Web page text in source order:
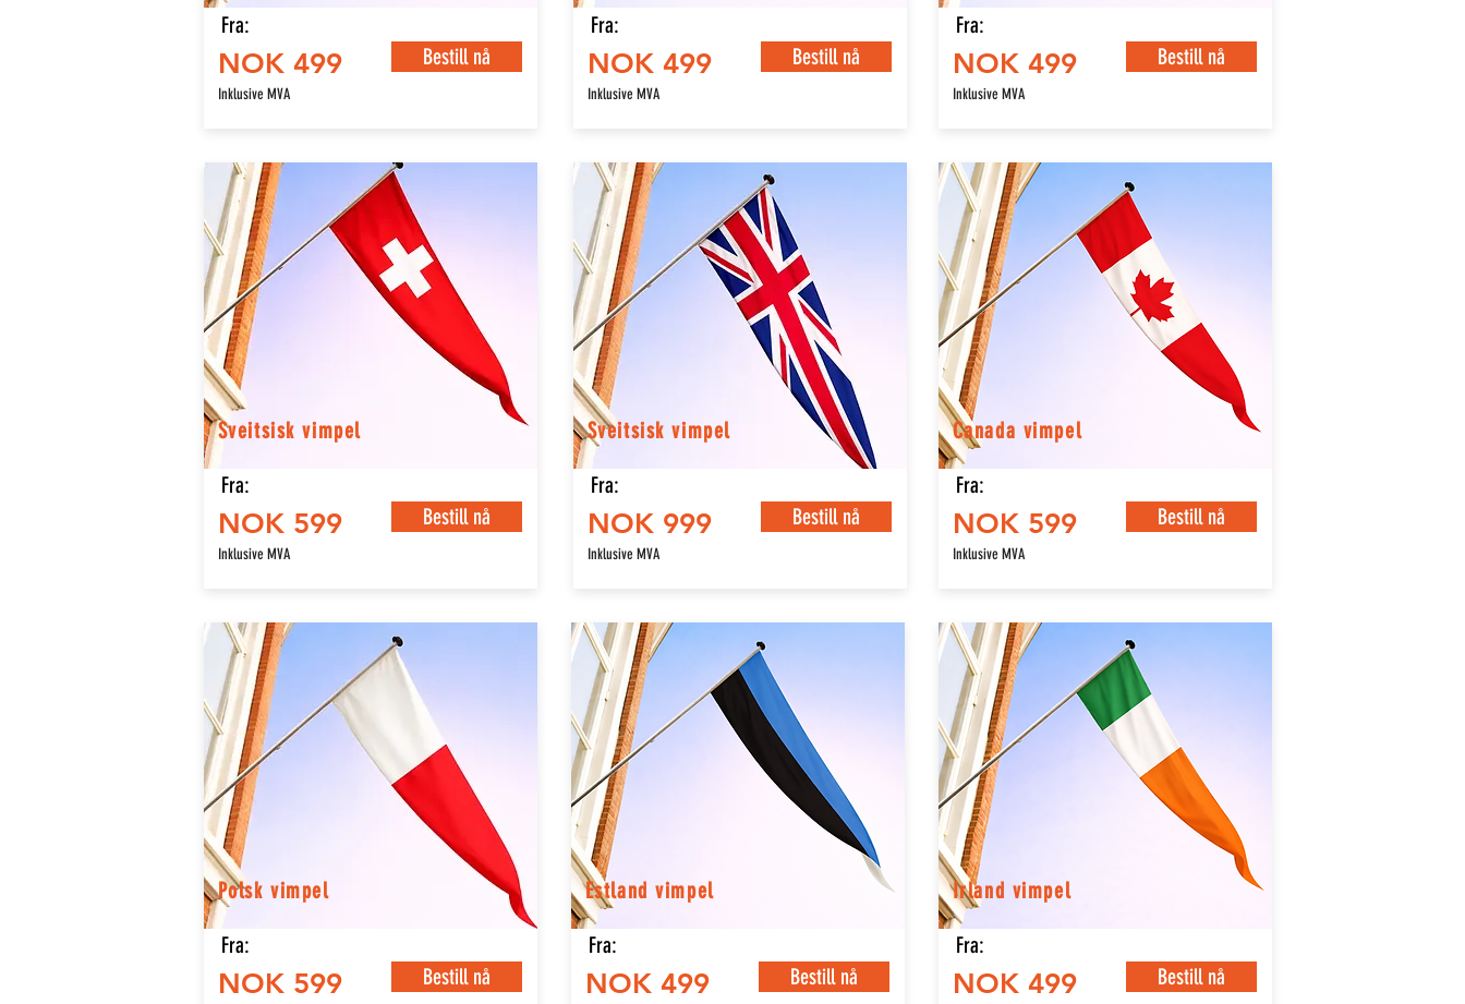
Fra:
NOK 499 Bestill nå
Inklusive MVA
Fra:
NOK 499 Bestill nå
Inklusive MVA
Fra:
NOK 499 Bestill nå
Inklusive MVA
Sveitsisk vimpel
Fra:
NOK 599 Bestill nå
Inklusive MVA
Sveitsisk vimpel
Fra:
NOK 999 Bestill nå
Inklusive MVA
Canada vimpel
Fra:
NOK 599 Bestill nå
Inklusive MVA
Polsk vimpel
Fra:
NOK 599 Bestill nå
Estland vimpel
Fra:
NOK 499 Bestill nå
Irland vimpel
Fra:
NOK 499 Bestill nå